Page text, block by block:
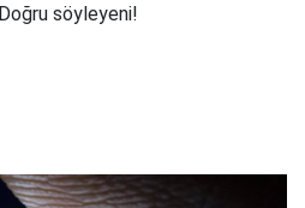
Doğru söyleyeni!